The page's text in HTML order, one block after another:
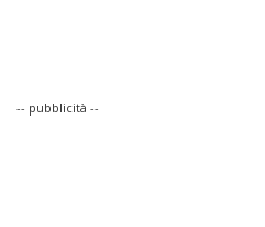
-- pubblicità --